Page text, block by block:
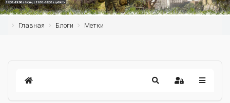
Главная Блоги Метки